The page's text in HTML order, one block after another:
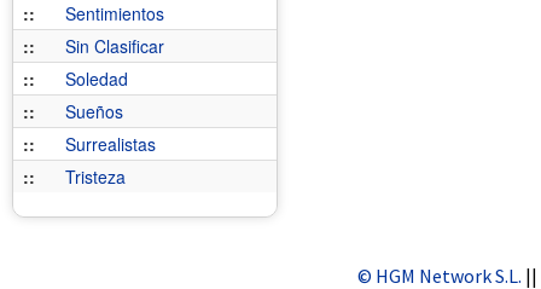
::
Sentimientos
::
Sin Clasificar
::
Soledad
::
Sueños
::
Surrealistas
::
Tristeza
© HGM Network S.L. ||